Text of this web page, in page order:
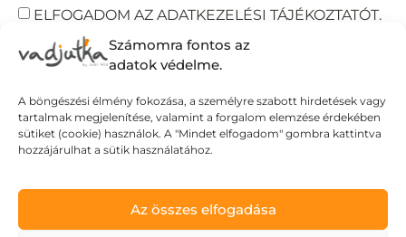
Számomra fontos az
adatok védelme.
A böngészési élmény fokozása, a személyre szabott hirdetések vagy
tartalmak megjelenítése, valamint a forgalom elemzése érdekében
sütiket (cookie) használok. A "Mindet elfogadom" gombra kattintva
hozzájárulhat a sütik használatához.
Az összes elfogadása
ELFOGADOM AZ ADATKEZELÉSI TÁJÉKOZTATÓT.
Elküldöm
Adatvédelmi tájékoztató
Általános Szerződési Feltételek
© Wild Judit. Minden jog fenntartva.